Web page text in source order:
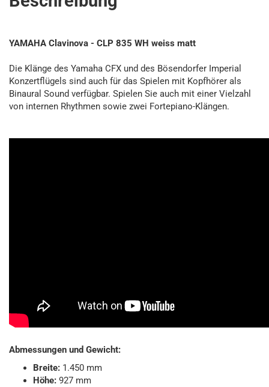
YAMAHA Clavinova - CLP 835 WH weiss matt
Die Klänge des Yamaha CFX und des Bösendorfer Imperial
Konzertflügels sind auch für das Spielen mit Kopfhörer als
Binaural Sound verfügbar. Spielen Sie auch mit einer Vielzahl
von internen Rhythmen sowie zwei Fortepiano-Klängen.
Abmessungen und Gewicht:
Breite: 1.450 mm
Höhe: 927 mm